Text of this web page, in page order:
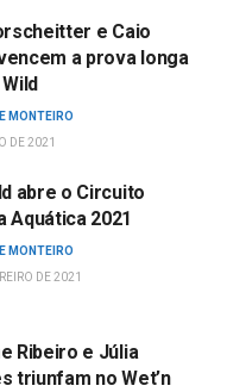
e Caio
a prova longa
MONTEIRO
DE 2021
abre o Circuito
Aquática 2021
MONTEIRO
DE 2021
Ribeiro e Júlia
triunfam no Wet’n